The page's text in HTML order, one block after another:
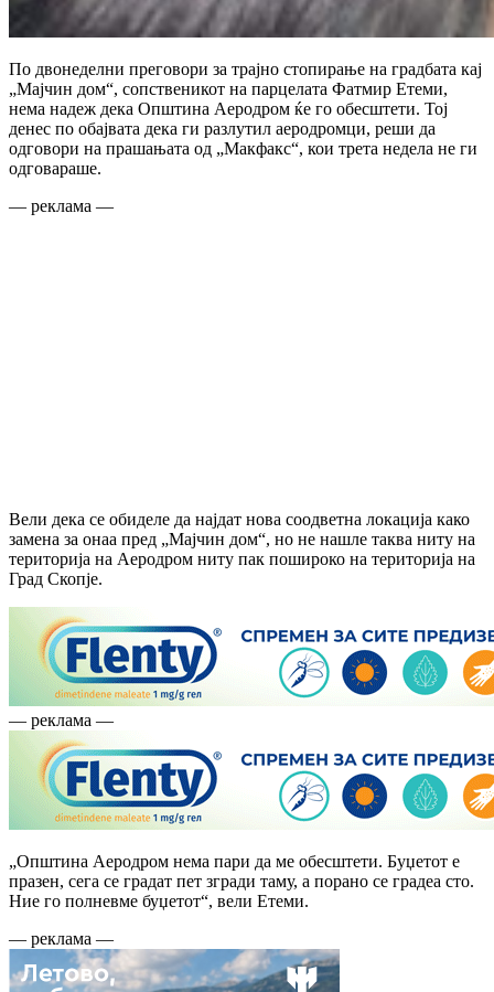
По двонеделни преговори за трајно стопирање на градбата кај
„Мајчин дом“, сопственикот на парцелата Фатмир Етеми,
нема надеж дека Општина Аеродром ќе го обесштети. Тој
денес по обајвата дека ги разлутил аеродромци, реши да
одговори на прашањата од „Макфакс“, кои трета недела не ги
одговараше.
— реклама —
Вели дека се обиделе да најдат нова соодветна локација како
замена за онаа пред „Мајчин дом“, но не нашле таква ниту на
територија на Аеродром ниту пак пошироко на територија на
Град Скопје.
— реклама —
„Општина Аеродром нема пари да ме обесштети. Буџетот е
празен, сега се градат пет згради таму, а порано се градеа сто.
Ние го полневме буџетот“, вели Етеми.
— реклама —